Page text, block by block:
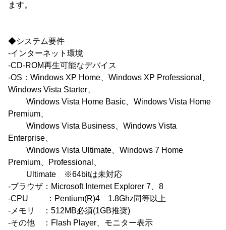
ます。
◆システム要件
-インターネット環境
-CD-ROM再生可能なデバイス
-OS：Windows XP Home、Windows XP Professional、
Windows Vista Starter、
Windows Vista Home Basic、Windows Vista Home
Premium、
Windows Vista Business、Windows Vista
Enterprise、
Windows Vista Ultimate、Windows 7 Home
Premium、Professional、
Ultimate ※64bitは未対応
-ブラウザ：Microsoft Internet Explorer 7、8
-CPU ：Pentium(R)4 1.8Ghz同等以上
-メモリ ：512MB必須(1GB推奨)
-その他 ：Flash Player、モニター表示